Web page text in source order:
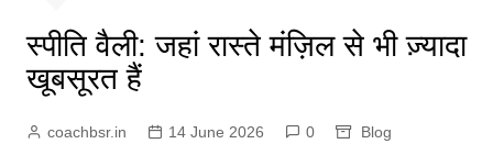
स्पीति वैली: जहां रास्ते मंज़िल से भी ज़्यादा
खूबसूरत हैं
coachbsr.in 14 June 2026 0 Blog